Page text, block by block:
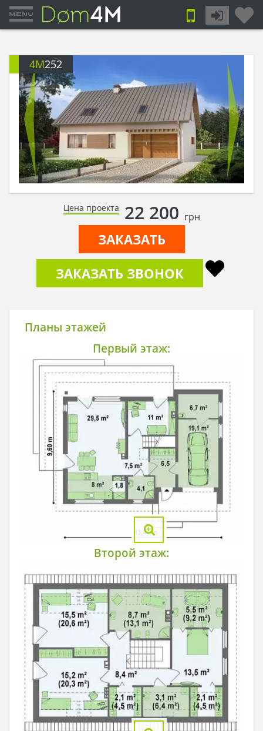
4M252
Цена проекта 22 200 грн
ЗАКАЗАТЬ
ЗАКАЗАТЬ ЗВОНОК
Планы этажей
Первый этаж:
Второй этаж: